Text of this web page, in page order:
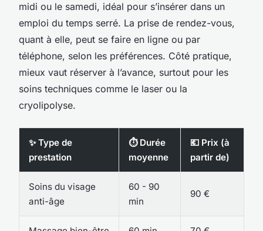
midi ou le samedi, idéal pour s’insérer dans un
emploi du temps serré. La prise de rendez-vous,
quant à elle, peut se faire en ligne ou par
téléphone, selon les préférences. Côté pratique,
mieux vaut réserver à l’avance, surtout pour les
soins techniques comme le laser ou la
cryolipolyse.
✨ Type de
prestation
⏱ Durée
moyenne
💶 Prix (à
partir de)
Soins du visage
anti-âge
60 - 90
min
90 €